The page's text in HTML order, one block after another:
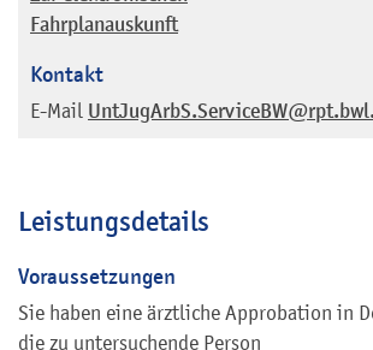
Fahrplanauskunft
Kontakt
E-Mail
Leistungsdetails
Voraussetzungen
Sie haben eine ärztliche Approbation in
die zu untersuchende Person